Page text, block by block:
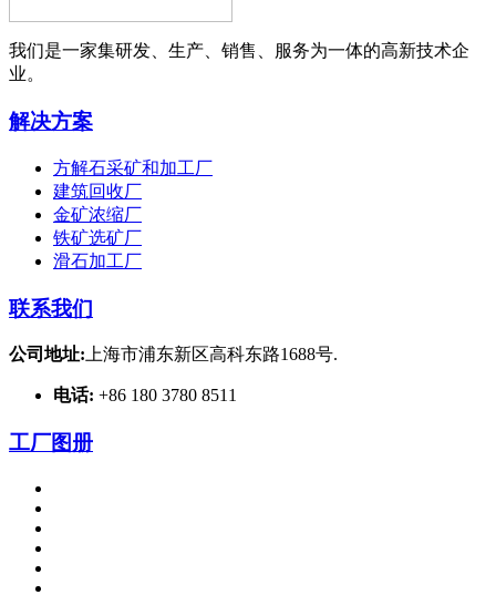
我们是一家集研发、生产、销售、服务为一体的高新技术企
业。
解决方案
方解石采矿和加工厂
建筑回收厂
金矿浓缩厂
铁矿选矿厂
滑石加工厂
联系我们
公司地址: 上海市浦东新区高科东路1688号.
电话: +86 180 3780 8511
工厂图册